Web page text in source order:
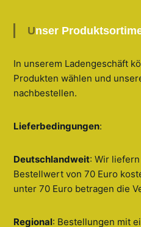
Unser
In unserem Ladengeschäft
Produkten wählen und
nachbestellen.
Lieferbedingungen:
Deutschlandweit: Wir
Bestellwert von 70 Euro
unter 70 Euro betragen die
Regional: Bestellungen mit